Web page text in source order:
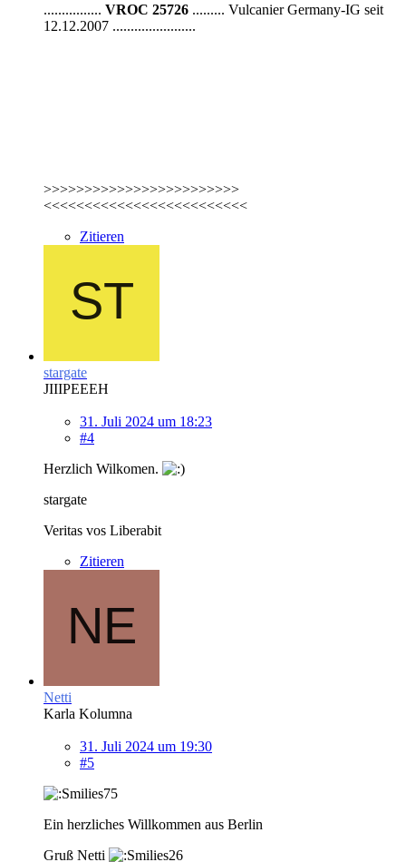
................ VROC 25726 ......... Vulcanier Germany-IG seit
12.12.2007 .......................
>>>>>>>>>>>>>>>>>>>>>>>>
<<<<<<<<<<<<<<<<<<<<<<<<<
Zitieren
stargate
JIIIPEEEH
31. Juli 2024 um 18:23
#4
Herzlich Wilkomen.
stargate
Veritas vos Liberabit
Zitieren
Netti
Karla Kolumna
31. Juli 2024 um 19:30
#5
Ein herzliches Willkommen aus Berlin
Gruß Netti